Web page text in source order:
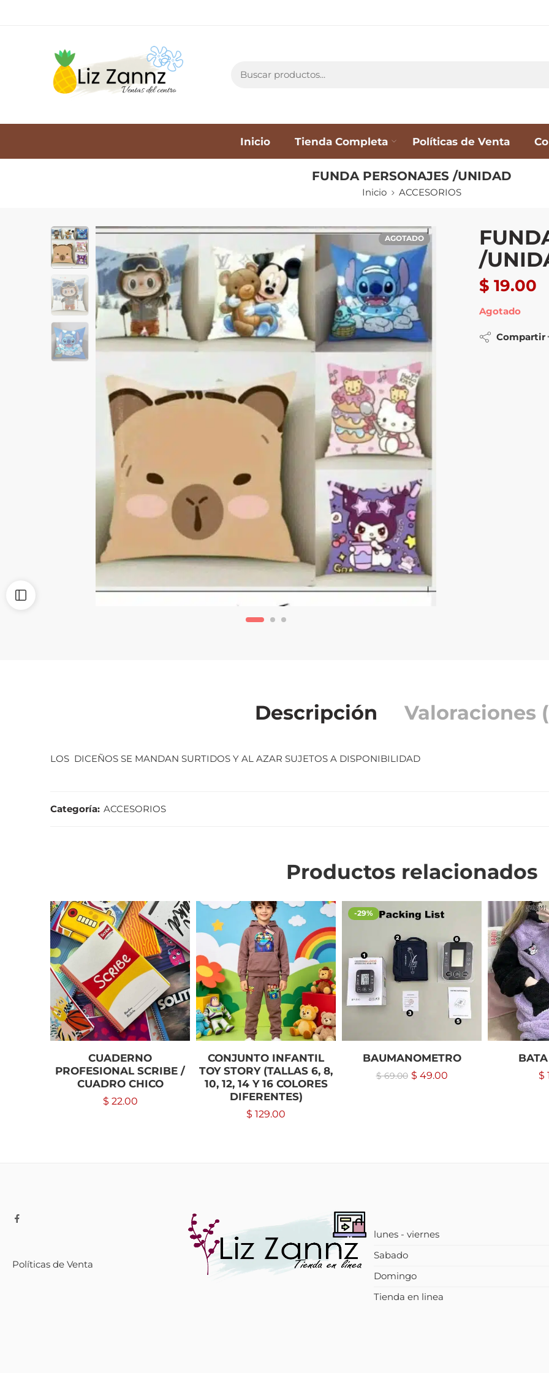
Inicio Tienda Completa Políticas de Venta
FUNDA PERSONAJES /UNIDAD
Inicio ACCESORIOS
AGOTADO
/
$ 19.00
Agotado
Compartir
Descripción Valoraciones
LOS DICEÑOS SE MANDAN SURTIDOS Y AL AZAR SUJETOS A DISPONIBILIDAD
Categoría: ACCESORIOS
Productos relacionados
CUADERNO
PROFESIONAL SCRIBE /
CUADRO CHICO
$ 22.00
CONJUNTO INFANTIL
TOY STORY (TALLAS 6, 8,
10, 12, 14 Y 16 COLORES
DIFERENTES)
$ 129.00
-29%
BAUMANOMETRO
$69.00 $ 49.00 $
Políticas de Venta
lunes - viernes
Sabado
Domingo
Tienda en linea